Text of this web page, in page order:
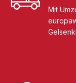
Mit